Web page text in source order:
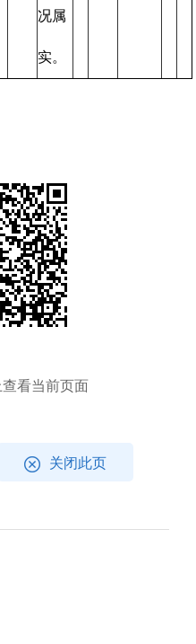
况属
实。
看当前页面
关闭此页